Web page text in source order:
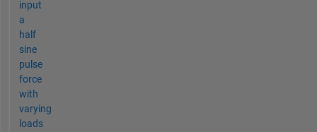
input
a
half
sine
pulse
force
with
varying
loads